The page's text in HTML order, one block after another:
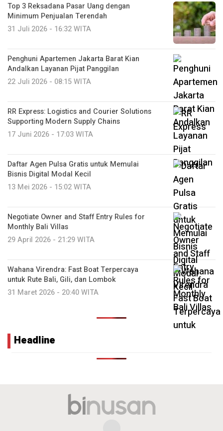
Top 3 Reksadana Pasar Uang dengan
Minimum Penjualan Terendah
31 Juli 2026 - 16:32 WITA
Penghuni Apartemen Jakarta Barat Kian
Andalkan Layanan Pijat Panggilan
22 Juli 2026 - 08:15 WITA
RR Express: Logistics and Courier Solutions
Supporting Modern Supply Chains
17 Juni 2026 - 17:03 WITA
Daftar Agen Pulsa Gratis untuk Memulai
Bisnis Digital Modal Kecil
13 Mei 2026 - 15:02 WITA
Negotiate Owner and Staff Entry Rules for
Monthly Bali Villas
29 April 2026 - 21:29 WITA
Wahana Virendra: Fast Boat Terpercaya
untuk Rute Bali, Gili, dan Lombok
31 Maret 2026 - 20:40 WITA
Headline